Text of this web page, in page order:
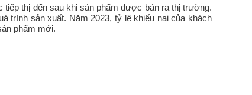
thị đến sau khi sản phẩm được bán ra thị trường.
trình sản xuất. Năm 2023, tỷ lệ khiếu nại của khách
phẩm mới.